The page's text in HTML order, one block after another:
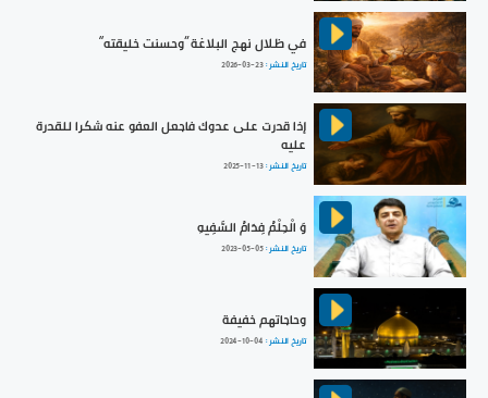
في ظلال نهج البلاغة ”وحسنت خليقته“
تاريخ النشر :2026-03-23
إذا قدرت على عدوك فاجعل العفو عنه شكرا للقدرة
عليه
تاريخ النشر :2025-11-13
وَ الْحِلْمُ فِدَامُ السَّفِيهِ
تاريخ النشر :2023-05-05
وحاجاتهم خفيفة
تاريخ النشر : 2024-10-04